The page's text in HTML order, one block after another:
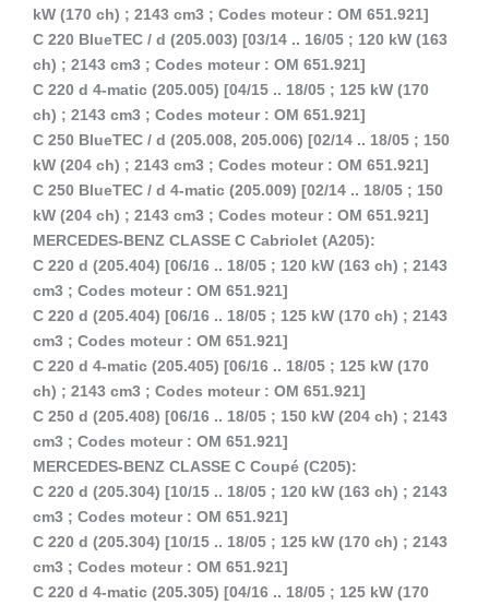
kW (170 ch) ; 2143 cm3 ; Codes moteur : OM 651.921]
C 220 BlueTEC / d (205.003) [03/14 .. 16/05 ; 120 kW (163
ch) ; 2143 cm3 ; Codes moteur : OM 651.921]
C 220 d 4-matic (205.005) [04/15 .. 18/05 ; 125 kW (170
ch) ; 2143 cm3 ; Codes moteur : OM 651.921]
C 250 BlueTEC / d (205.008, 205.006) [02/14 .. 18/05 ; 150
kW (204 ch) ; 2143 cm3 ; Codes moteur : OM 651.921]
C 250 BlueTEC / d 4-matic (205.009) [02/14 .. 18/05 ; 150
kW (204 ch) ; 2143 cm3 ; Codes moteur : OM 651.921]
MERCEDES-BENZ CLASSE C Cabriolet (A205):
C 220 d (205.404) [06/16 .. 18/05 ; 120 kW (163 ch) ; 2143
cm3 ; Codes moteur : OM 651.921]
C 220 d (205.404) [06/16 .. 18/05 ; 125 kW (170 ch) ; 2143
cm3 ; Codes moteur : OM 651.921]
C 220 d 4-matic (205.405) [06/16 .. 18/05 ; 125 kW (170
ch) ; 2143 cm3 ; Codes moteur : OM 651.921]
C 250 d (205.408) [06/16 .. 18/05 ; 150 kW (204 ch) ; 2143
cm3 ; Codes moteur : OM 651.921]
MERCEDES-BENZ CLASSE C Coupé (C205):
C 220 d (205.304) [10/15 .. 18/05 ; 120 kW (163 ch) ; 2143
cm3 ; Codes moteur : OM 651.921]
C 220 d (205.304) [10/15 .. 18/05 ; 125 kW (170 ch) ; 2143
cm3 ; Codes moteur : OM 651.921]
C 220 d 4-matic (205.305) [04/16 .. 18/05 ; 125 kW (170